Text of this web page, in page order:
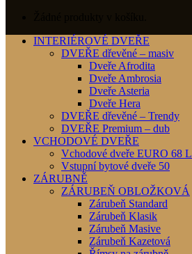
INTERIÉROVÉ DVEŘE
DVEŘE dřevěné – masiv
Dveře Afrodita
Dveře Ambrosia
Dveře Asteria
Dveře Hera
DVEŘE dřevěné – Trendy
DVEŘE Premium – dub
VCHODOVÉ DVEŘE
Vchodové dveře EURO 68 L
Vstupní bytové dveře 50
ZÁRUBNĚ
ZÁRUBEŇ OBLOŽKOVÁ
Zárubeň Standard
Zárubeň Klasik
Zárubeň Masive
Zárubeň Kazetová